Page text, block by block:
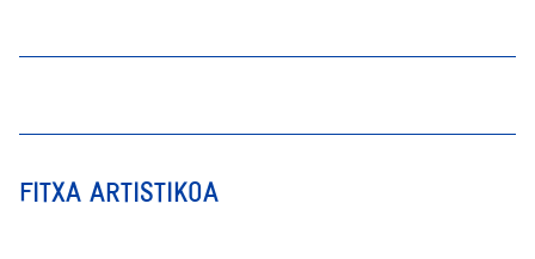
FITXA ARTISTIKOA